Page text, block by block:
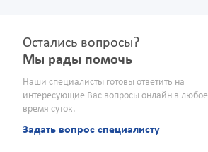
Остались вопросы?
Мы рады помочь
Наши специалисты готовы ответить на
интересующие Вас вопросы онлайн в любое
время суток.
Задать вопрос специалисту